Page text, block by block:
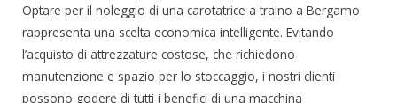
Optare per il noleggio di una carotatrice a traino a Bergamo
rappresenta una scelta economica intelligente. Evitando
l’acquisto di attrezzature costose, che richiedono
manutenzione e spazio per lo stoccaggio, i nostri clienti
possono godere di tutti i benefici di una macchina